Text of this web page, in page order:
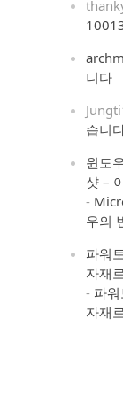
니다
습니
윈도
샷 –
-
우의
파워
자재
- 파
자재